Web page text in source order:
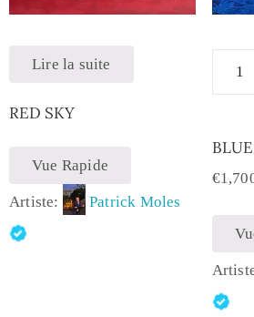
Lire la suite
RED SKY
Vue Rapide
Artiste: Patrick Moles
€